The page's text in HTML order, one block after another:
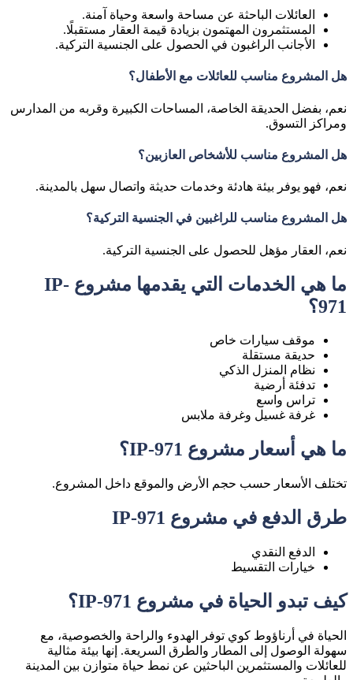
العائلات الباحثة عن مساحة واسعة وحياة آمنة.
المستثمرون المهتمون بزيادة قيمة العقار مستقبلًا.
الأجانب الراغبون في الحصول على الجنسية التركية.
هل المشروع مناسب للعائلات مع الأطفال؟
نعم، بفضل الحديقة الخاصة، المساحات الكبيرة وقربه من المدارس
ومراكز التسوق.
هل المشروع مناسب للأشخاص العازبين؟
نعم، فهو يوفر بيئة هادئة وخدمات حديثة واتصال سهل بالمدينة.
هل المشروع مناسب للراغبين في الجنسية التركية؟
نعم، العقار مؤهل للحصول على الجنسية التركية.
ما هي الخدمات التي يقدمها مشروع IP-
971؟
موقف سيارات خاص
حديقة مستقلة
نظام المنزل الذكي
تدفئة أرضية
تراس واسع
غرفة غسيل وغرفة ملابس
ما هي أسعار مشروع IP-971؟
تختلف الأسعار حسب حجم الأرض والموقع داخل المشروع.
طرق الدفع في مشروع IP-971
الدفع النقدي
خيارات التقسيط
كيف تبدو الحياة في مشروع IP-971؟
الحياة في أرناؤوط كوي توفر الهدوء والراحة والخصوصية، مع
سهولة الوصول إلى المطار والطرق السريعة. إنها بيئة مثالية
للعائلات والمستثمرين الباحثين عن نمط حياة متوازن بين المدينة